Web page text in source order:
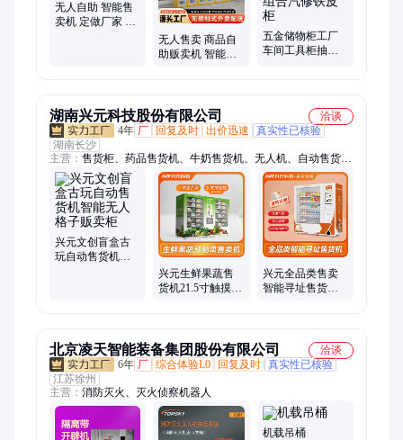
无人自助 智能售
卖机 定做厂家 静
无人售卖 商品自
助贩卖机 智能售
五金储物柜工厂
车间工具柜抽屉
湖南兴元科技股份有限公司
洽谈
4年 厂 回复及时 出价迅速
真实性已核验
湖南长沙
主营： 售货柜、药品售货机、牛奶售货机、无人机、自动售货
机、零食饮料贩卖机、文创盲盒售货机、医用自动售货机、学校
自动售货机、景区自动售货机、冷冻食品售货机、生鲜果蔬售货
机、盒饭自动售货机、工具刀具售货机、美妆用品售货机
兴元文创盲盒古
玩自动售货机智
兴元生鲜果蔬售
货机21.5寸触摸屏
兴元全品类售卖
智能寻址售货机
北京凌天智能装备集团股份有限公司
洽谈
6年 厂 综合体验L0 回复及时 真实性已核验
江苏徐州
主营： 消防灭火、灭火侦察机器人
机载吊桶